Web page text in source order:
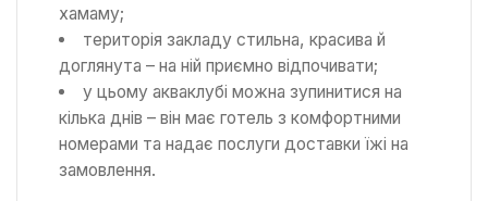
хамаму;
територія закладу стильна, красива й
доглянута – на ній приємно відпочивати;
у цьому акваклубі можна зупинитися на
кілька днів – він має готель з комфортними
номерами та надає послуги доставки їжі на
замовлення.